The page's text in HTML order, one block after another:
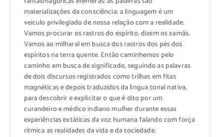
materializações da consciência; a linguagem é um
veículo privilegiado de nossa relação com a realidade.
Vamos procurar os rastros do espírito, dizem os xamãs.
Vamos ao milharal em busca dos rastros dos pés dos
espíritos na terra quente. Então caminhemos pelo
caminho em busca de significado, seguindo as palavras
de dois discursos registrados como trilhas em fitas
magnéticas e depois traduzidos da língua tonal nativa,
para descobrir e explicitar o que é dito por um
curandeiro e médico indiano mulher durante essas
experiências extáticas da voz humana falando com força
rítmica as realidades da vida e da sociedade.